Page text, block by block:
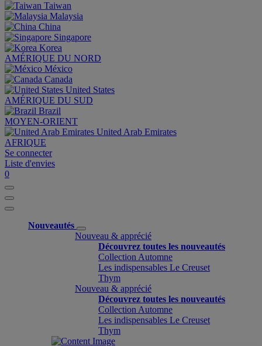
Taiwan
Malaysia
China
Singapore
Korea
AMÉRIQUE DU NORD
México
Canada
United States
AMÉRIQUE DU SUD
Brazil
MOYEN-ORIENT
United Arab Emirates
AFRIQUE
Se connecter
Liste d'envies
0
Nouveautés
Nouveau & apprécié
Découvrez toutes les nouveautés
Collection Automne
Les indispensables Le Creuset
Thym
Nouveau & apprécié
Découvrez toutes les nouveautés
Collection Automne
Les indispensables Le Creuset
Thym